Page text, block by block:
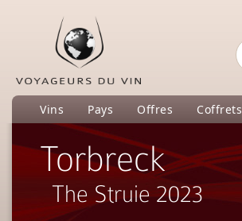
Vins Pays Offres Coffrets
Torbreck
The Struie 2023